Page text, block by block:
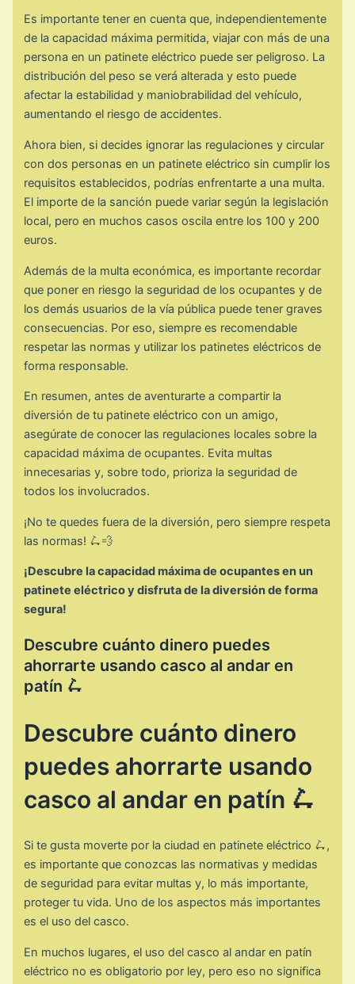
Es importante tener en cuenta que, independientemente
de la capacidad máxima permitida, viajar con más de una
persona en un patinete eléctrico puede ser peligroso. La
distribución del peso se verá alterada y esto puede
afectar la estabilidad y maniobrabilidad del vehículo,
aumentando el riesgo de accidentes.
Ahora bien, si decides ignorar las regulaciones y circular
con dos personas en un patinete eléctrico sin cumplir los
requisitos establecidos, podrías enfrentarte a una multa.
El importe de la sanción puede variar según la legislación
local, pero en muchos casos oscila entre los 100 y 200
euros.
Además de la multa económica, es importante recordar
que poner en riesgo la seguridad de los ocupantes y de
los demás usuarios de la vía pública puede tener graves
consecuencias. Por eso, siempre es recomendable
respetar las normas y utilizar los patinetes eléctricos de
forma responsable.
En resumen, antes de aventurarte a compartir la
diversión de tu patinete eléctrico con un amigo,
asegúrate de conocer las regulaciones locales sobre la
capacidad máxima de ocupantes. Evita multas
innecesarias y, sobre todo, prioriza la seguridad de
todos los involucrados.
¡No te quedes fuera de la diversión, pero siempre respeta
las normas! 🛴💨
¡Descubre la capacidad máxima de ocupantes en un
patinete eléctrico y disfruta de la diversión de forma
segura!
Descubre cuánto dinero puedes
ahorrarte usando casco al andar en
patín 🛴
Descubre cuánto dinero
puedes ahorrarte usando
casco al andar en patín 🛴
Si te gusta moverte por la ciudad en patinete eléctrico 🛴,
es importante que conozcas las normativas y medidas
de seguridad para evitar multas y, lo más importante,
proteger tu vida. Uno de los aspectos más importantes
es el uso del casco.
En muchos lugares, el uso del casco al andar en patín
eléctrico no es obligatorio por ley, pero eso no significa